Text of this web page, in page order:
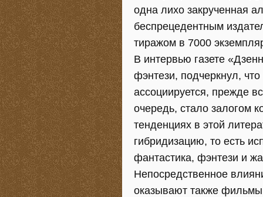
одна лихо закрученная
беспрецедентным
тиражом в 7000
В интервью газете
фэнтези, подчеркнул,
ассоциируется, прежде
очередь, стало залогом
тенденциях в этой
гибридизацию, то есть
фантастика, фэнтези и
Непосредственное
оказывают также